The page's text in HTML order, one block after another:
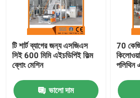
টি শার্ট ব্যাগের জন্য এসজিএস
সিই 600 মিমি এইচডিপিই ফিল্ম
ব্লোং মেশিন
ভালো দাম
70
পলিথিন